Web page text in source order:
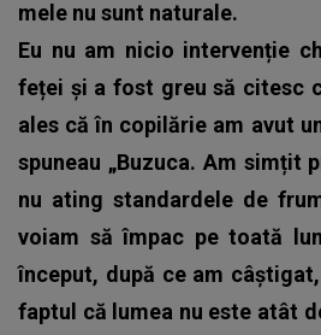
mele nu sunt naturale.
Eu nu am nicio intervenție
feței și a fost greu să citesc
ales că în copilărie am avut
spuneau „Buzuca. Am simțit
nu ating standardele de
voiam să împac pe toată
început, după ce am
faptul că lumea nu este atât